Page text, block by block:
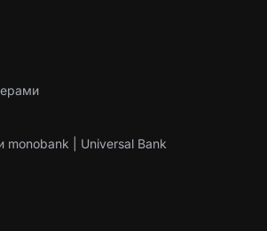
monobank | Universal Bank